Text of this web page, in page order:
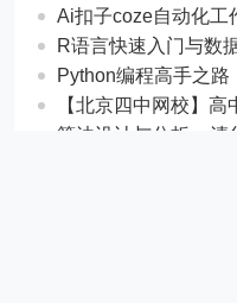
Ai扣子coze自动化工
R语言快速入门与数
Python编程高手之路
【北京四中网校】高
算法设计与分析 – 清